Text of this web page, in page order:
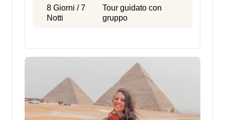
8 Giorni / 7
Notti
Tour guidato con
gruppo